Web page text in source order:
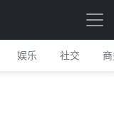
娱乐 社交